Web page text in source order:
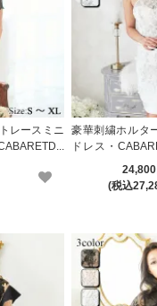
レースミニ
】
豪華刺繍ホルタ
ドレス・
ーお取り寄せ】
24,800
(税込